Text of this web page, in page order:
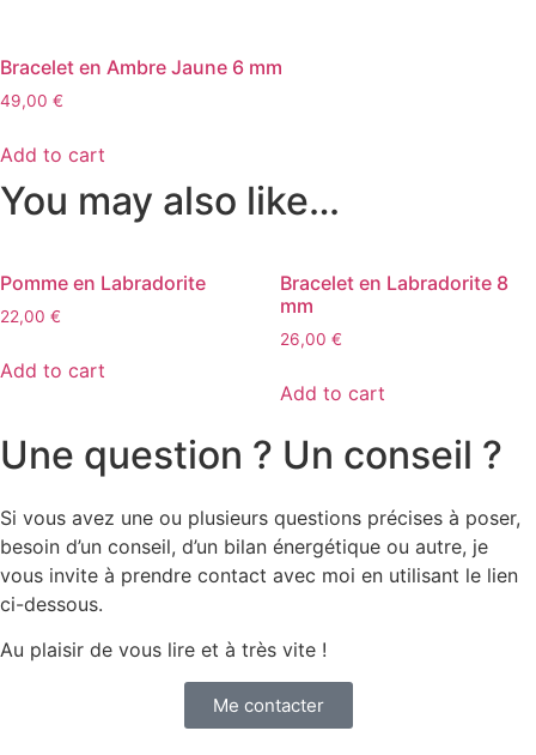
Bracelet en Ambre Jaune 6 mm
49,00 €
Add to cart
You may also like…
Pomme en Labradorite
22,00 €
Add to cart
Bracelet en Labradorite 8
mm
26,00 €
Add to cart
Une question ? Un conseil ?
Si vous avez une ou plusieurs questions précises à poser,
besoin d’un conseil, d’un bilan énergétique ou autre, je
vous invite à prendre contact avec moi en utilisant le lien
ci-dessous.
Au plaisir de vous lire et à très vite !
Me contacter